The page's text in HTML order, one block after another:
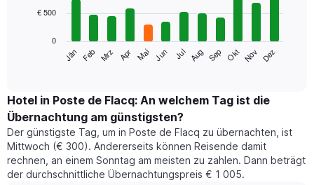
bars.
folgende
den
durchschnittlichen
Zimmerpreis
im
jeweiligen
Monat
an.
Jän Feb Mrz Apr Mai Jun Jul Aug Sep Okt Nov Dez
0
€ 500
Hotel in Poste de Flacq: An welchem Tag ist die
Übernachtung am günstigsten?
Der günstigste Tag, um in Poste de Flacq zu übernachten, ist
Mittwoch (€ 300). Andererseits können Reisende damit
rechnen, an einem Sonntag am meisten zu zahlen. Dann beträgt
der durchschnittliche Übernachtungspreis € 1 005.